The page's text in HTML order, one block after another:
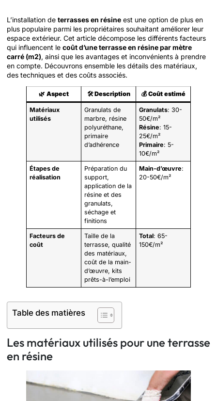
L’installation de terrasses en résine est une option de plus en
plus populaire parmi les propriétaires souhaitant améliorer leur
espace extérieur. Cet article décompose les différents facteurs
qui influencent le coût d’une terrasse en résine par mètre
carré (m2), ainsi que les avantages et inconvénients à prendre
en compte. Découvrons ensemble les détails des matériaux,
des techniques et des coûts associés.
🌿 Aspect 🛠️Description 💰Coût estimé
Matériaux
utilisés
Granulats de
marbre, résine
polyuréthane,
primaire
d’adhérence
Granulats: 30-
50€/m²
Résine: 15-
25€/m²
Primaire: 5-
10€/m²
Étapes de
réalisation
Préparation du
support,
application de la
résine et des
granulats,
séchage et
finitions
Main-d’œuvre:
20-50€/m²
Facteurs de
coût
Taille de la
terrasse, qualité
des matériaux,
coût de la main-
d’œuvre, kits
prêts-à-l’emploi
Total: 65-
150€/m²
Table des matières
Les matériaux utilisés pour une terrasse
en résine